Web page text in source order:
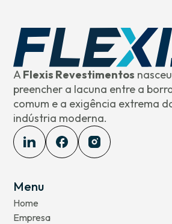
AFlexis Revestimentos
preencher a lacuna entre a
comum e a exigência extrema
indústria moderna.
Menu
Home
Empresa